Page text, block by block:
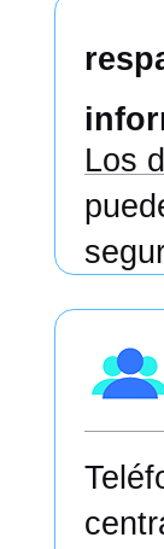
Los